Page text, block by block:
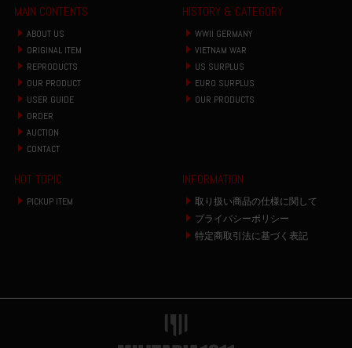
MAIN CONTENTS
ABOUT US
ORIGINAL ITEM
REPRODUCTS
OUR PRODUCT
USER GUIDE
ORDER
AUCTION
CONTACT
HISTORY & CATEGORY
WWII GERMANY
VIETNAM WAR
US SURPLUS
EURO SURPLUS
OUR PRODUCTS
HOT TOPIC
PICKUP ITEM
INFORMATION
取り扱い商品の仕様に関して
プライバシーポリシー
特定商取引法に基づく表記